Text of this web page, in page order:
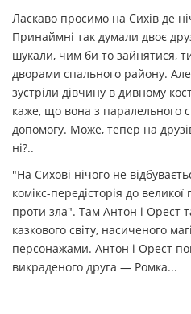
Ласкаво просимо на Сихів де
Принаймні так думали двоє
шукали, чим би то зайнятися,
дворами спального району.
зустріли дівчину в дивному
каже, що вона з паралельного
допомогу. Може, тепер на
ні?..
"На Сихові нічого не
комікс-передісторія до
проти зла". Там Антон і Орест
казкового світу, насиченого
персонажами. Антон і Орест
викраденого друга — Ромка...